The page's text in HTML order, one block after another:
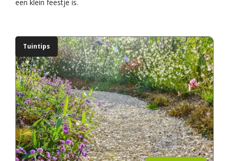
een klein feestje is.
Tuintips